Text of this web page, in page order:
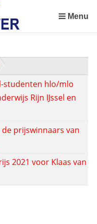
Menu
studenten hlo/mlo
Rijn IJssel en
prijswinnaars van
2021 voor Klaas van